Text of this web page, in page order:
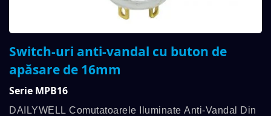
Switch-uri anti-vandal cu buton de
apăsare de 16mm
Serie MPB16
DAILYWELL Comutatoarele Iluminate Anti-Vandal Din